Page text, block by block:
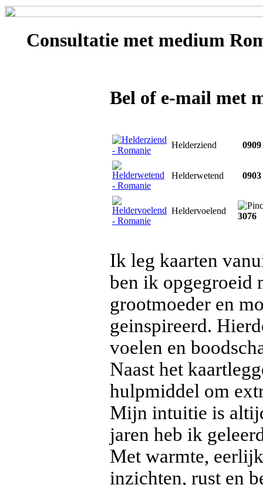
Consultatie met medium
Bel of e-mail met
Helderziend
Helderwetend
Heldervoelend
3076
Ik leg kaarten
ben ik opgegroeid
grootmoeder en
geinspireerd.
voelen en
Naast het
hulpmiddel om
Mijn intuitie is
jaren heb ik
Met warmte,
inzichten, rust en